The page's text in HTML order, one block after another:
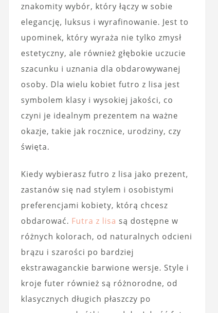
znakomity wybór, który łączy w sobie
elegancję, luksus i wyrafinowanie. Jest to
upominek, który wyraża nie tylko zmysł
estetyczny, ale również głębokie uczucie
szacunku i uznania dla obdarowywanej
osoby. Dla wielu kobiet futro z lisa jest
symbolem klasy i wysokiej jakości, co
czyni je idealnym prezentem na ważne
okazje, takie jak rocznice, urodziny, czy
święta.
Kiedy wybierasz futro z lisa jako prezent,
zastanów się nad stylem i osobistymi
preferencjami kobiety, którą chcesz
obdarować. Futra z lisa są dostępne w
różnych kolorach, od naturalnych odcieni
brązu i szarości po bardziej
ekstrawaganckie barwione wersje. Style i
kroje futer również są różnorodne, od
klasycznych długich płaszczy po